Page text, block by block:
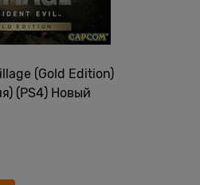
(Gold Edition)
(PS4) Новый